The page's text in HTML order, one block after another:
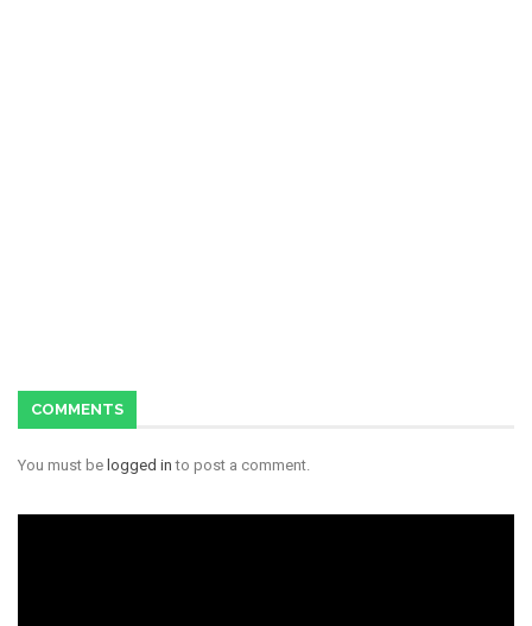
COMMENTS
You must be logged in to post a comment.